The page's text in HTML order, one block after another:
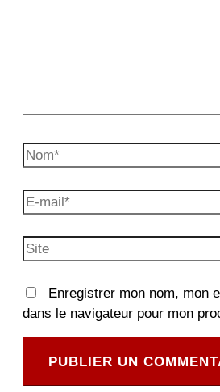
Nom*
E-
mail*
Site
Enregistrer mon nom, mon
dans le navigateur pour mon